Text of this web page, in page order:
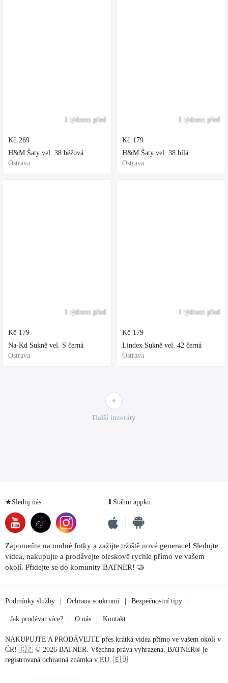
1 týdnem před
Kč 269
H&M Šaty vel. 38 béžová
Ostrava
1 týdnem před
Kč 179
Na-Kd Sukně vel. S černá
Ostrava
1 týdnem před
Kč 179
H&M Šaty vel. 38 bílá
Ostrava
1 týdnem před
Kč 179
Lindex Sukně vel. 42 černá
Ostrava
Další inzeráty
★Sleduj nás ⬇Stáhni appku
Zapomeňte na nudné fotky a zažijte tržiště nové generace! Sledujte
videa, nakupujte a prodávejte bleskově rychle přímo ve vašem
okolí. Přidejte se do komunity BATNER! 🤝
Podmínky služby Ochrana soukromí Bezpečnostní tipy
Jak prodávat více? O nás Kontakt
NAKUPUJTE A PRODÁVEJTE přes krátká videa přímo ve vašem okolí v
ČR! 🇨🇿 © 2026 BATNER. Všechna práva vyhrazena. BATNER® je
registrovaná ochranná známka v EU. 🇪🇺